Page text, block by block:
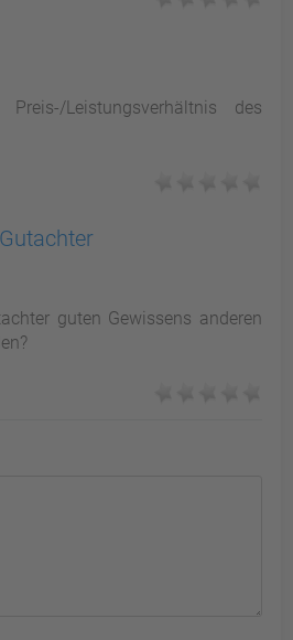
Leistungsverhältnis des
guten Gewissens anderen